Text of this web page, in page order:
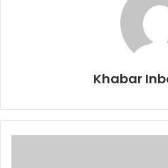
Khabar